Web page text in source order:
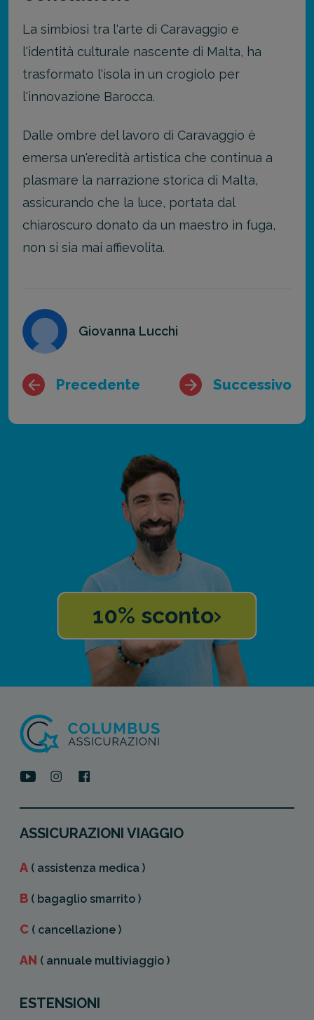
La simbiosi tra l'arte di Caravaggio e
l'identità culturale nascente di Malta, ha
trasformato l'isola in un crogiolo per
l'innovazione Barocca.
Dalle ombre del lavoro di Caravaggio è
emersa un'eredità artistica che continua a
plasmare la narrazione storica di Malta,
assicurando che la luce, portata dal
chiaroscuro donato da un maestro in fuga,
non si sia mai affievolita.
Giovanna Lucchi
Precedente Successivo
10% sconto
ASSICURAZIONI VIAGGIO
A ( assistenza medica )
B ( bagaglio smarrito )
C ( cancellazione )
AN ( annuale multiviaggio )
ESTENSIONI